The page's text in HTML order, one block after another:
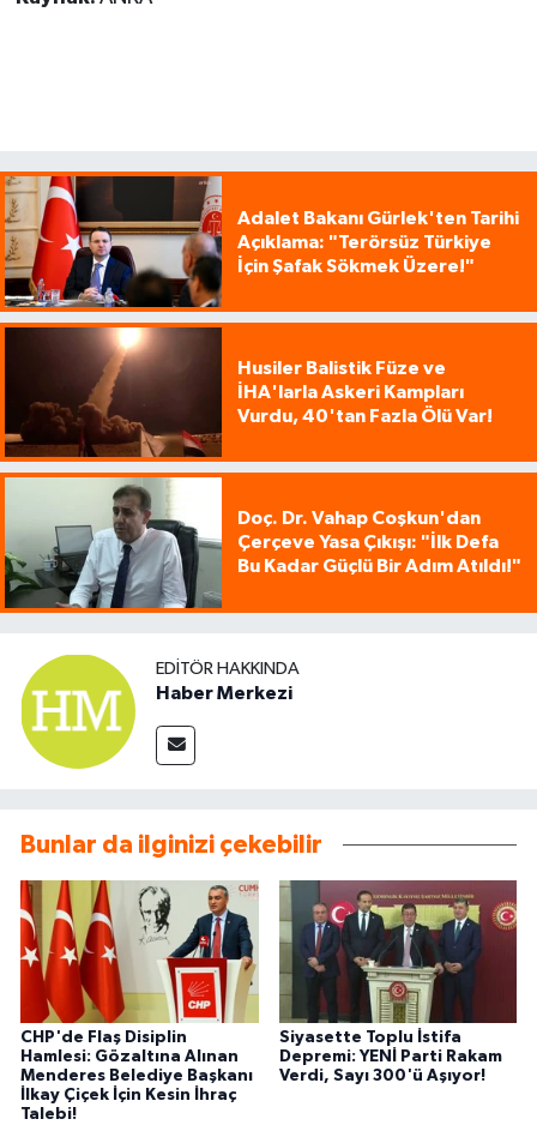
Adalet Bakanı Gürlek'ten Tarihi
Açıklama: "Terörsüz Türkiye
İçin Şafak Sökmek Üzere!"
Husiler Balistik Füze ve
İHA'larla Askeri Kampları
Vurdu, 40'tan Fazla Ölü Var!
Doç. Dr. Vahap Coşkun'dan
Çerçeve Yasa Çıkışı: "İlk Defa
Bu Kadar Güçlü Bir Adım Atıldı!"
EDITÖR HAKKINDA
Haber Merkezi
Bunlar da ilginizi çekebilir
CHP'de Flaş Disiplin
Hamlesi: Gözaltına Alınan
Menderes Belediye Başkanı
İlkay Çiçek İçin Kesin İhraç
Talebi!
Siyasette Toplu İstifa
Depremi: YENİ Parti Rakam
Verdi, Sayı 300'ü Aşıyor!